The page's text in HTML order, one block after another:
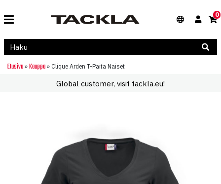
0
Etusivu » Kauppa » Clique Arden T-Paita Naiset
Global customer, visit tackla.eu!